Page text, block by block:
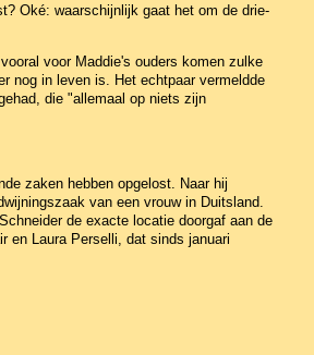
Oké: waarschijnlijk gaat het om de drie-
voor Maddie's ouders komen zulke
nog in leven is. Het echtpaar vermeldde
die "allemaal op niets zijn
zaken hebben opgelost. Naar hij
van een vrouw in Duitsland.
de exacte locatie doorgaf aan de
en Laura Perselli, dat sinds januari